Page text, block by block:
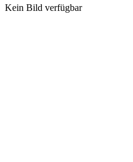
Kein Bild verfügbar